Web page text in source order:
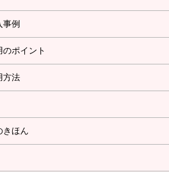
例
ポイント
方法
きほん